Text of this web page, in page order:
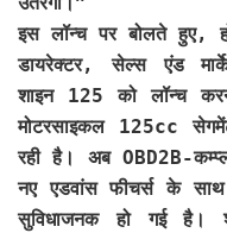
इस लॉन्च पर बोलते हुए,
डायरेक्टर, सेल्स एंड
शाइन 125 को लॉन्च
मोटरसाइकल 125cc
रही है। अब OBD2B-
नए एडवांस फीचर्स के
सुविधाजनक हो गई